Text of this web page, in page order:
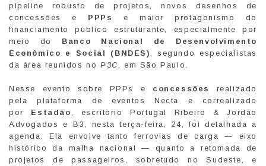
pipeline robusto de projetos, novos desenhos de
concessões e PPPs
e maior protagonismo do
financiamento público estruturante, especialmente por
meio do Banco Nacional de Desenvolvimento
Econômico e Social (BNDES)
, segundo especialistas
da área reunidos no P3C , em São Paulo.
Nesse evento sobre PPPs e concessões
realizado
pela plataforma de eventos Necta e correalizado
por Estadão
, escritório Portugal Ribeiro & Jordão
Advogados e B3, nesta terça-feira, 24, foi detalhada a
agenda. Ela envolve tanto ferrovias de carga — eixo
histórico da malha nacional — quanto a retomada de
projetos de passageiros, sobretudo no Sudeste, e